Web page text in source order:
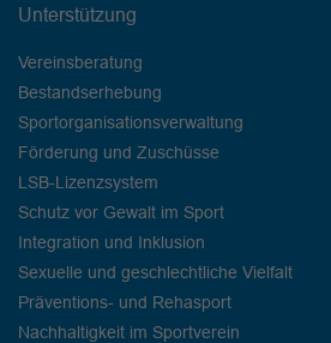
Unterstützung
Vereinsberatung
Bestandserhebung
Sportorganisationsverwaltung
Förderung und Zuschüsse
LSB-Lizenzsystem
Schutz vor Gewalt im Sport
Integration und Inklusion
Sexuelle und geschlechtliche Vielfalt
Präventions- und Rehasport
Nachhaltigkeit im Sportverein